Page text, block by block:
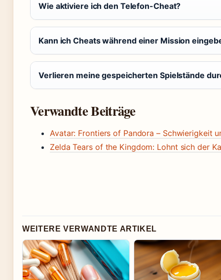
Wie aktiviere ich den Telefon-Cheat?
Kann ich Cheats während einer Mission
Verlieren meine gespeicherten Spielstände
Verwandte Beiträge
Avatar: Frontiers of Pandora – Schwierigkeit
Zelda Tears of the Kingdom: Lohnt sich der
WEITERE VERWANDTE ARTIKEL